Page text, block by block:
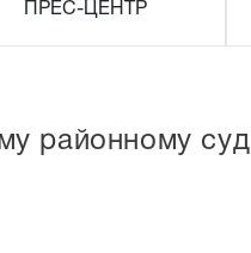
ПРЕС-ЦЕНТР
районному